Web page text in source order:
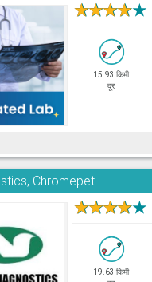
★★★★★
15.93 किमी
दूर
Chromepet
★★★★★
19.63 किमी